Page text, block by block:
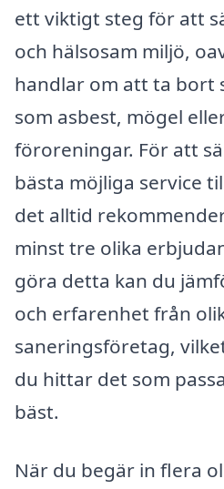
ett viktigt steg för att
och hälsosam miljö,
handlar om att ta bort
som asbest, mögel
föroreningar. För att
bästa möjliga service
det alltid
minst tre olika
göra detta kan du
och erfarenhet från
saneringsföretag,
du hittar det som
bäst.
När du begär in flera